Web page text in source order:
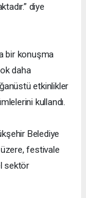
diye
bir konuşma
daha
etkinlikler
kullandı.
Belediye
festivale
sektör